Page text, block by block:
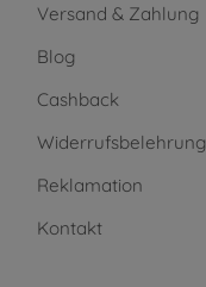
Versand & Zahlung
Blog
Cashback
Widerrufsbelehrung
Reklamation
Kontakt